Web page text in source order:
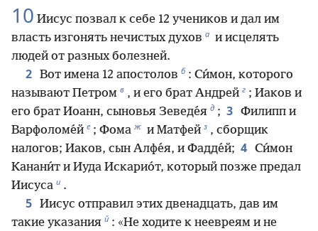
10 Иисус позвал к себе 12 учеников и дал им
власть изгонять нечистых духов а и исцелять
людей от разных болезней.
2 Вот имена 12 апостолов б : Си́мон, которого
называют Петром в , и его брат Андрей г ; Иаков и
его брат Иоанн, сыновья Зеведе́я д ; 3 Филипп и
Варфоломе́й е ; Фома ж и Матфей з , сборщик
налогов; Иаков, сын Алфе́я, и Фадде́й; 4 Си́мон
Канани́т и Иуда Искарио́т, который позже предал
Иисуса и .
5 Иисус отправил этих двенадцать, дав им
такие указания й : «Не ходите к неевреям и не